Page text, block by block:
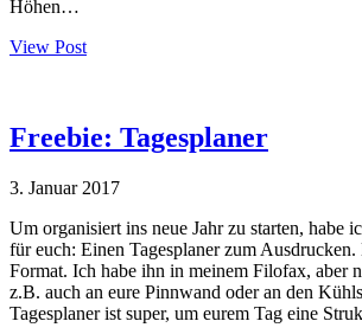
Höhen…
View Post
Freebie: Tagesplaner
3. Januar 2017
Um organisiert ins neue Jahr zu starten, habe
für euch: Einen Tagesplaner zum
Format. Ich habe ihn in meinem Filofax, aber
z.B. auch an eure Pinnwand oder an den
Tagesplaner ist super, um eurem Tag eine